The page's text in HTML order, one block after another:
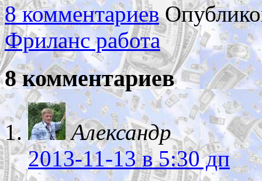
8 комментариев
Фриланс работа
8 комментариев
Александр
2013-11-13в 5:30 дп